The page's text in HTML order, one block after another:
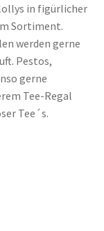
in figürlicher
Sortiment.
werden gerne
Pestos,
gerne
Tee-Regal
Tee´s.